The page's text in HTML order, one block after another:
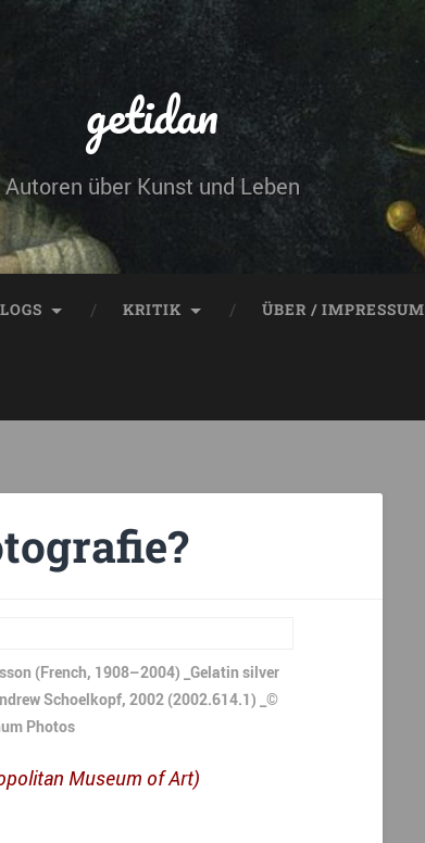
getidan
Autoren über Kunst und Leben
KRITIK ÜBER / IMPRESSUM
(French, 1908–2004) _Gelatin silver
Schoelkopf, 2002 (2002.614.1) _©
Photos
Museum of Art)